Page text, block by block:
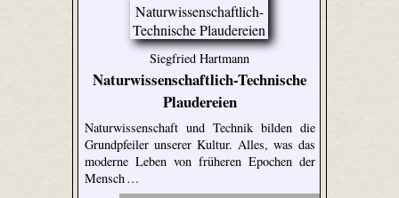
Siegfried Hartmann
Naturwissenschaftlich-Technische
Plaudereien
Naturwissenschaft und Technik bilden die
Grundpfeiler unserer Kultur. Alles, was das
moderne Leben von früheren Epochen der
Mensch …